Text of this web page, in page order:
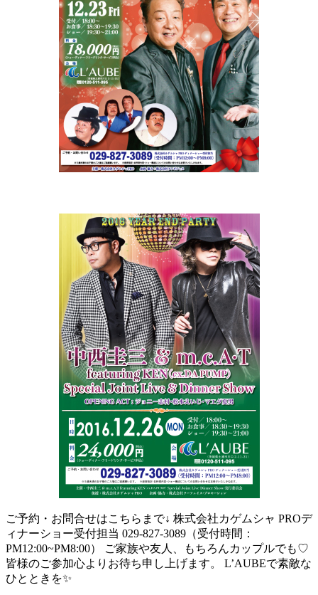
ご予約・お問合せはこちらまで↓ 株式会社カゲムシャ PROデ
ィナーショー受付担当 029-827-3089（受付時間：
PM12:00~PM8:00） ご家族や友人、もちろんカップルでも♡
皆様のご参加心よりお待ち申し上げます。 L’AUBEで素敵な
ひとときを✨